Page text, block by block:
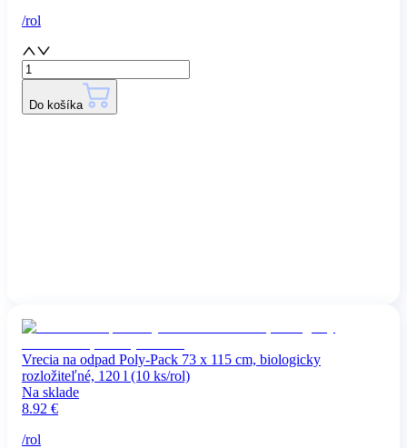
/rol
Do košíka
Vrecia na odpad Poly-Pack 73 x 115 cm, biologicky
rozložiteľné, 120 l (10 ks/rol)
Na sklade
8.92 €
/rol